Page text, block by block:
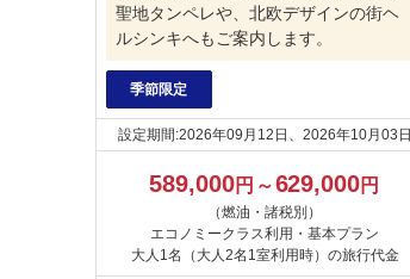
聖地タンペレや、北欧デザインの街ヘ
ルシンキへもご案内します。
季節限定
設定期間:2026年09月12日、2026年10月03日
589,000円～629,000円
（燃油・諸税別）
エコノミークラス利用・基本プラン
大人1名（大人2名1室利用時）の旅行代金